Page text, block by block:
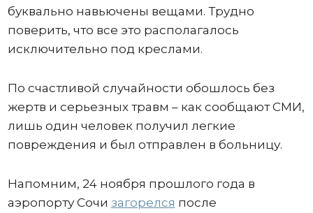
буквально навьючены вещами. Трудно
поверить, что все это располагалось
исключительно под креслами.
По счастливой случайности обошлось без
жертв и серьезных травм – как сообщают СМИ,
лишь один человек получил легкие
повреждения и был отправлен в больницу.
Напомним, 24 ноября прошлого года в
аэропорту Сочи загорелся после